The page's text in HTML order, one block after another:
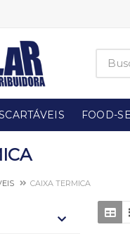
FOOD-
CAIXA TERMICA